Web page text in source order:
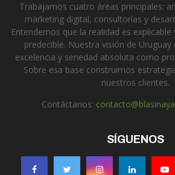
Trabajamos cuatro áreas principales:
marketing digital, consultorías y
Entendemos que la realidad es
predecible. Nuestra visión de Uruguay
excelencia y seriedad absoluta como
Sobre esa base construimos
nuestros clientes.
Contáctanos:
SÍGUENOS